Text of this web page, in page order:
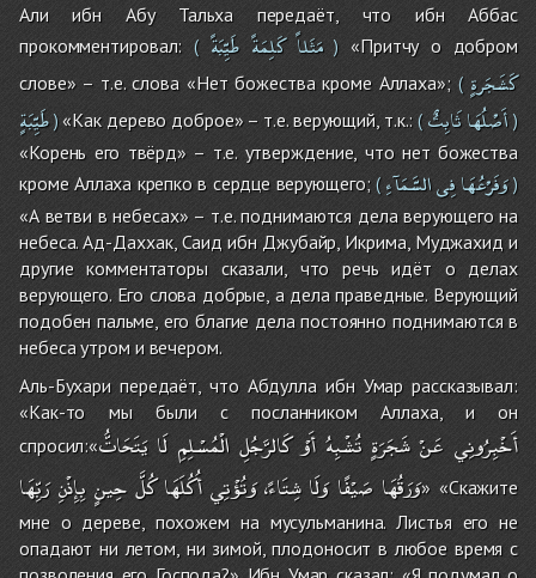
Али ибн Абу Тальха передаёт, что ибн Аббас
прокомментировал: ( مَثَلاً كَلِمَةً طَيِّبَةً ) «Притчу о добром
слове» – т.е. слова «Нет божества кроме Аллаха»;( كَشَجَرةٍ
طَيِّبَةٍ)«Как дерево доброе» – т.е. верующий, т.к.: ( أَصْلُهَاثَابِتٌ )
«Корень его твёрд» – т.е. утверждение, что нет божества
кроме Аллаха крепко в сердце верующего;( وَفَرْعُهَافِىالسَّمَآءِ )
«А ветви в небесах» – т.е. поднимаются дела верующего на
небеса. Ад-Даххак, Саид ибн Джубайр, Икрима, Муджахид и
другие комментаторы сказали, что речь идёт о делах
верующего. Его слова добрые, а дела праведные. Верующий
подобен пальме, его благие дела постоянно поднимаются в
небеса утром и вечером.
Аль-Бухари передаёт, что Абдулла ибн Умар рассказывал:
«Как-то мы были с посланником Аллаха, и он
спросил:«
أَخْبِرُونِي عَنْ شَجَرَةٍ تُشْبِهُ أَوْ كَالرَّجُلِ الْمُسْلِمِ لَا يَتَحَاتُّ
وَرَقُهَا صَيْفًا وَلَا شِتَاءً،وَتُؤْتِي أُكُلَهَا كُلَّحِينٍبِإِذْنِ رَبِّهَا
» «Скажите
мне о дереве, похожем на мусульманина. Листья его не
опадают ни летом, ни зимой, плодоносит в любое время с